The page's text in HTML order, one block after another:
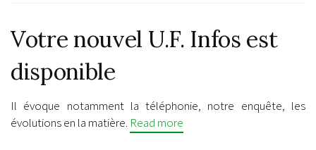
Votre nouvel U.F. Infos est
disponible
Il évoque notamment la téléphonie, notre enquête, les
évolutions en la matière. Read more